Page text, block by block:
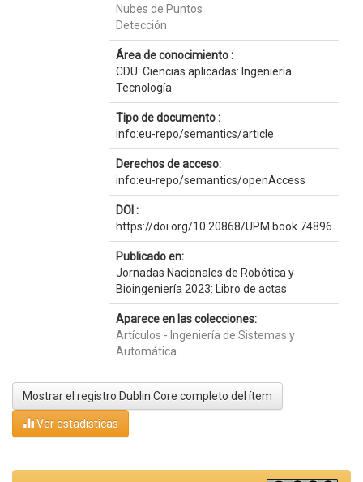
Nubes de Puntos
Detección
Área de conocimiento :
CDU: Ciencias aplicadas: Ingeniería.
Tecnología
Tipo de documento :
info:eu-repo/semantics/article
Derechos de acceso:
info:eu-repo/semantics/openAccess
DOI :
https://doi.org/10.20868/UPM.book.74896
Publicado en:
Jornadas Nacionales de Robótica y
Bioingeniería 2023: Libro de actas
Aparece en las colecciones:
Artículos - Ingeniería de Sistemas y
Automática
Mostrar el registro Dublin Core completo del ítem
Ver estadísticas